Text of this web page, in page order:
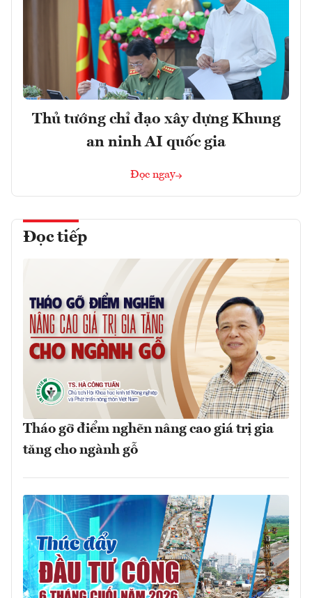
Thủ tướng chỉ đạo xây dựng Khung
an ninh AI quốc gia
Đọc ngay
Đọc tiếp
Tháo gỡ điểm nghẽn nâng cao giá trị gia
tăng cho ngành gỗ